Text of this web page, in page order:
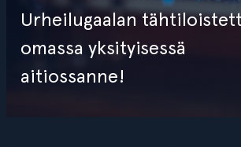
Urheilugaalan
omassa yksityisessä
aitiossanne!